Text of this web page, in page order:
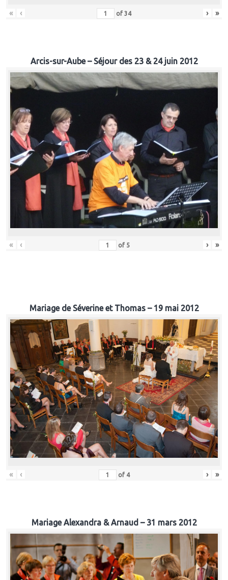
« ‹ of 34 › »
Arcis-sur-Aube – Séjour des 23 & 24 juin 2012
« ‹ of 5 › »
Mariage de Séverine et Thomas – 19 mai 2012
« ‹ of 4 › »
Mariage Alexandra & Arnaud – 31 mars 2012